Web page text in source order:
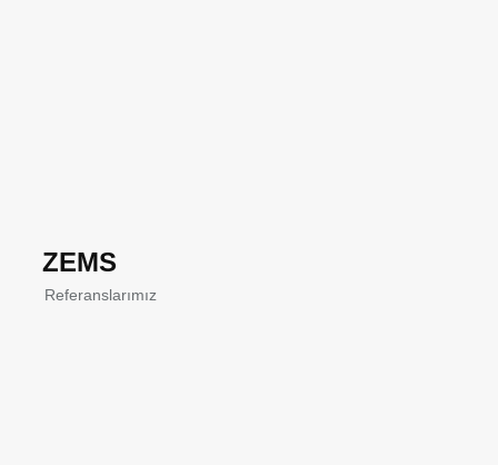
ZEMS
Referanslarımız